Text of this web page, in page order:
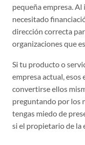
pequeña empresa.
necesitado
dirección correcta
organizaciones que
Si tu producto o
empresa actual,
convertirse ellos
preguntando por los
tengas miedo de
si el propietario de la